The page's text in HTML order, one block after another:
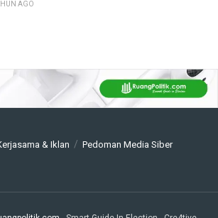
AGO
& Iklan Pedoman Media Siber